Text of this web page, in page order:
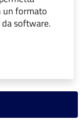
un formato
software.